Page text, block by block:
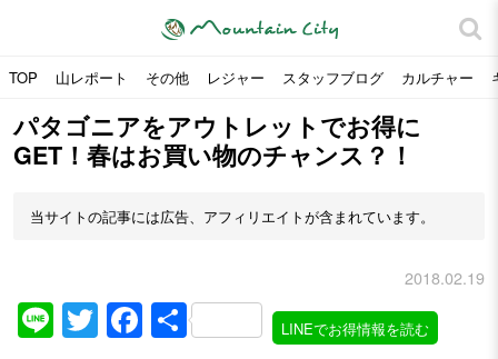
TOP 山レポート その他 レジャー スタッフブログ カルチャー
パタゴニアをアウトレットでお得に
GET！春はお買い物のチャンス？！
当サイトの記事には広告、アフィリエイトが含まれています。
2018.02.19
LineTwitter
Facebook
共 LINEでお得情報を読む